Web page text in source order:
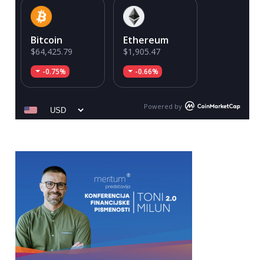
Bitcoin
$64,425.79
-0.75%
Ethereum
$1,905.47
-0.66%
Powered by